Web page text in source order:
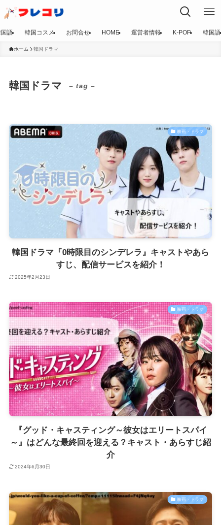
語 韓国コスメ お問合せ HOME 運営者情報 K-POP 韓国語
ホーム 韓国ドラマ
韓国ドラマ – tag –
映画・ドラマ
韓国ドラマ『0時限目のシンデレラ』キャストやあら
すじ、配信サービスを紹介！
2025年2月23日
映画・ドラマ
『グッド・キャスティング～彼女はエリートスパイ
～』はどんな最終回を迎える？キャスト・あらすじ紹
介
2024年6月30日
映画・ドラマ